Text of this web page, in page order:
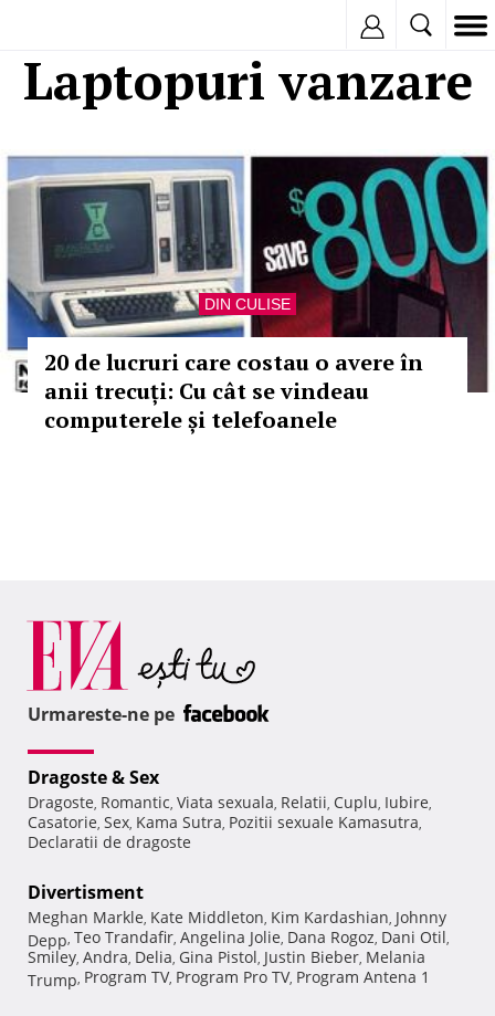
Laptopuri vanzare
DIN CULISE
20 de lucruri care costau o avere în
anii trecuți: Cu cât se vindeau
computerele și telefoanele
Urmareste-ne pe
Dragoste & Sex
Dragoste, Romantic, Viata sexuala, Relatii, Cuplu, Iubire,
Casatorie, Sex, Kama Sutra, Pozitii sexuale Kamasutra,
Declaratii de dragoste
Divertisment
Meghan Markle, Kate Middleton, Kim Kardashian, Johnny
Depp, Teo Trandafir, Angelina Jolie, Dana Rogoz, Dani Otil,
Smiley, Andra, Delia, Gina Pistol, Justin Bieber, Melania
Trump, Program TV, Program Pro TV, Program Antena 1